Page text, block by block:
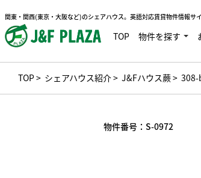
関東・関西(東京・大阪など)のシェアハウス。英語対応賃貸物件情報サ
TOP 物件を探す
TOP> シェアハウス紹介> J&Fハウス蕨> 308-
物件番号： S-0972